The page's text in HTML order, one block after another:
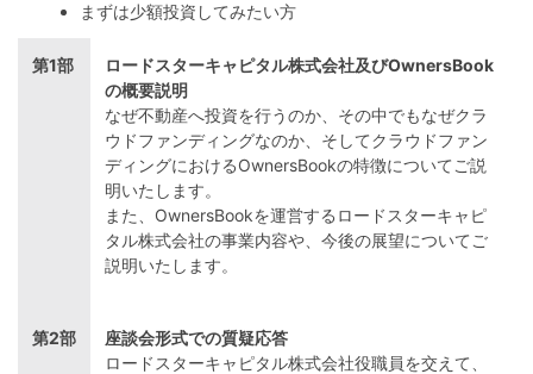
まずは少額投資してみたい方
第1部
ロードスターキャピタル株式会社及びOwnersBook
の概要説明
なぜ不動産へ投資を行うのか、その中でもなぜクラ
ウドファンディングなのか、そしてクラウドファン
ディングにおけるOwnersBookの特徴についてご説
明いたします。
また、OwnersBookを運営するロードスターキャピ
タル株式会社の事業内容や、今後の展望についてご
説明いたします。
第2部
座談会形式での質疑応答
ロードスターキャピタル株式会社役職員を交えて、